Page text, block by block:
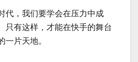
代，我们要学会在压力中成
只有这样，才能在快手的舞台
一片天地。